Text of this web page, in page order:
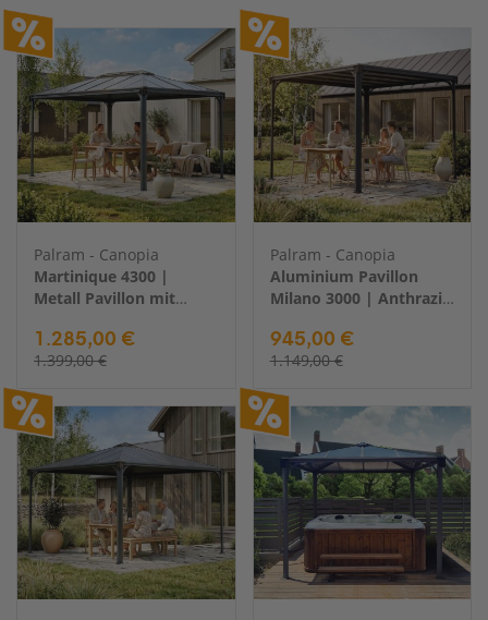
Palram - Canopia
Martinique 4300 |
Metall Pavillon mit
1.285,00 €
1.399,00 €
Palram - Canopia
Aluminium Pavillon
Milano 3000 | Anthrazit
945,00 €
1.149,00 €